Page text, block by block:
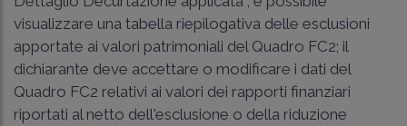
visualizzare una tabella riepilogativa delle esclusioni
apportate ai valori patrimoniali del Quadro FC2; il
dichiarante deve accettare o modificare i dati del
Quadro FC2 relativi ai valori dei rapporti finanziari
riportati al netto dell'esclusione o della riduzione